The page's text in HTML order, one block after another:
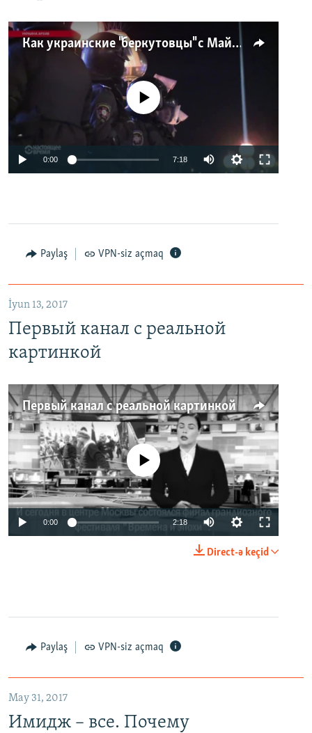
Как украинские "беркутовцы" с Майдана стали ОМОНом с Тверской
No media source currently available
0:00 7:18
Paylaş VPN-siz açmaq
İyun 13, 2017
Первый канал с реальной
картинкой
Первый канал с реальной картинкой
No media source currently available
0:00 2:18
Direct-ə keçid
Paylaş VPN-siz açmaq
May 31, 2017
Имидж – все. Почему